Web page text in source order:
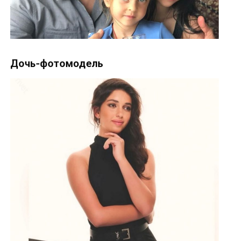
Дочь-фотомодель